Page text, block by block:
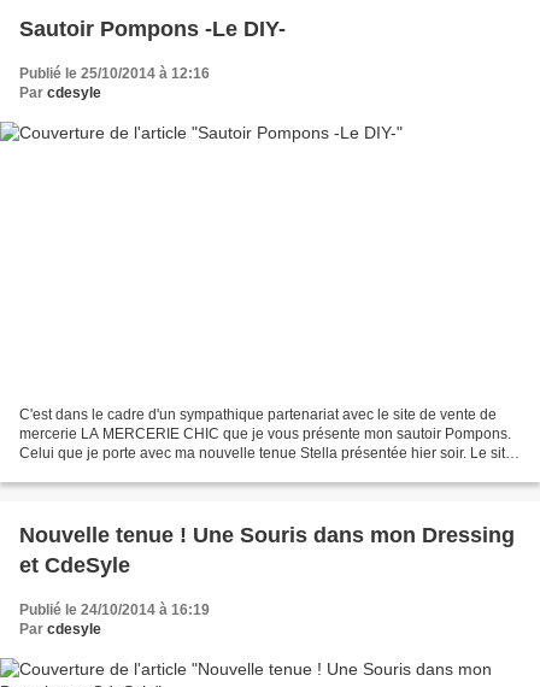
Sautoir Pompons -Le DIY-
Publié le 25/10/2014 à 12:16
Par cdesyle
C'est dans le cadre d'un sympathique partenariat avec le site de vente de
mercerie LA MERCERIE CHIC que je vous présente mon sautoir Pompons.
Celui que je porte avec ma nouvelle tenue Stella présentée hier soir. Le site
Nouvelle tenue ! Une Souris dans mon Dressing
et CdeSyle
Publié le 24/10/2014 à 16:19
Par cdesyle